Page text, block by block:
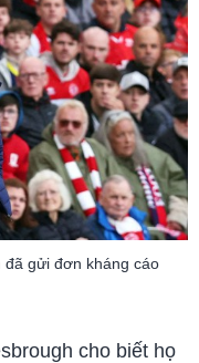
đã gửi đơn kháng cáo
cho biết họ